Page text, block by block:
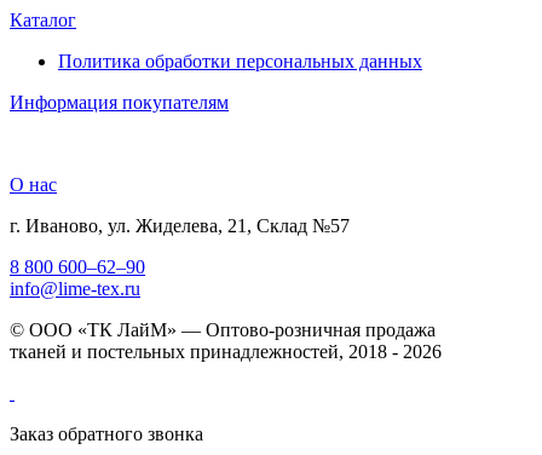
Каталог
Политика обработки персональных данных
Информация покупателям
О нас
г. Иваново, ул. Жиделева, 21, Склад №57
8 800 600–62–90
info@lime-tex.ru
© ООО «ТК ЛайМ» — Оптово-розничная продажа
тканей и постельных принадлежностей, 2018 - 2026
Заказ обратного звонка